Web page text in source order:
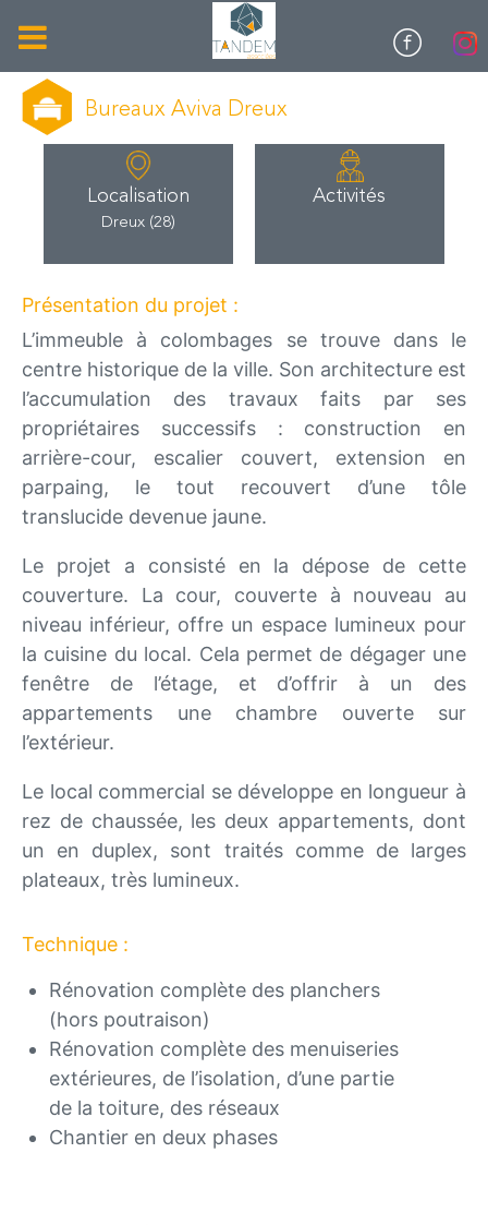
Bureaux Aviva Dreux
Localisation
Dreux (28)
Activités
Présentation du projet :
L’immeuble à colombages se trouve dans le
centre historique de la ville. Son architecture est
l’accumulation des travaux faits par ses
propriétaires successifs : construction en
arrière-cour, escalier couvert, extension en
parpaing, le tout recouvert d’une tôle
translucide devenue jaune.
Le projet a consisté en la dépose de cette
couverture. La cour, couverte à nouveau au
niveau inférieur, offre un espace lumineux pour
la cuisine du local. Cela permet de dégager une
fenêtre de l’étage, et d’offrir à un des
appartements une chambre ouverte sur
l’extérieur.
Le local commercial se développe en longueur à
rez de chaussée, les deux appartements, dont
un en duplex, sont traités comme de larges
plateaux, très lumineux.
Technique :
Rénovation complète des planchers
(hors poutraison)
Rénovation complète des menuiseries
extérieures, de l’isolation, d’une partie
de la toiture, des réseaux
Chantier en deux phases